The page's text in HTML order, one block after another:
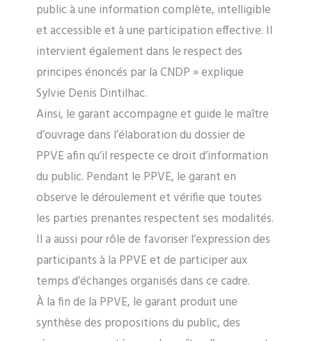
public à une information complète, intelligible
et accessible et à une participation effective. Il
intervient également dans le respect des
principes énoncés par la CNDP » explique
Sylvie Denis Dintilhac.
Ainsi, le garant accompagne et guide le maître
d’ouvrage dans l’élaboration du dossier de
PPVE afin qu’il respecte ce droit d’information
du public. Pendant le PPVE, le garant en
observe le déroulement et vérifie que toutes
les parties prenantes respectent ses modalités.
Il a aussi pour rôle de favoriser l’expression des
participants à la PPVE et de participer aux
temps d’échanges organisés dans ce cadre.
À la fin de la PPVE, le garant produit une
synthèse des propositions du public, des